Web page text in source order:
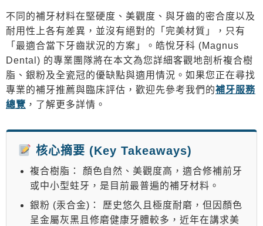
不同的補牙材料在堅硬度、美觀度、與牙齒的密合度以及
耐用性上各有差異，並沒有絕對的「完美材質」，只有
「最適合當下牙齒狀況的方案」。皓悅牙科 (Magnus
Dental) 的專業團隊將在本文為您詳細客觀地剖析複合樹
脂、銀粉及全瓷冠的優缺點與適用情況。如果您正在尋找
專業的補牙推薦與臨床評估，歡迎先參考我們的補牙服務
總覽 ，了解更多詳情。
核心摘要 (Key Takeaways)
複合樹脂：
顏色自然、美觀度高，適合修補前牙
或中小型蛀牙，是目前最普遍的補牙材料。
銀粉 (汞合金)：
歷史悠久且極度耐磨，但因顏色
呈金屬灰黑且修磨健康牙體較多，近年在講求美